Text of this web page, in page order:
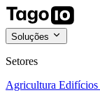
Soluções
Setores
Agricultura Edifícios